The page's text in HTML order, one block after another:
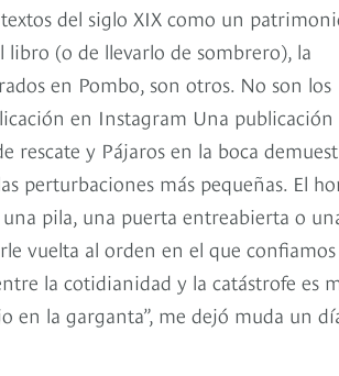
del siglo XIX como un
libro (o de llevarlo de sombrero), la
en Pombo, son otros. No son los
en Instagram Una publicación
rescate y Pájaros en la boca
perturbaciones más pequeñas. El
pila, una puerta entreabierta o
vuelta al orden en el que confiamos
la cotidianidad y la catástrofe es
en la garganta”, me dejó muda un